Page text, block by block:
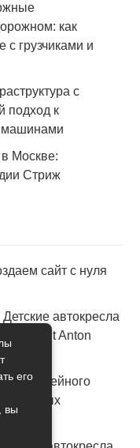
как
с грузчиками и
с
подход к
машинами
Москве:
Стриж
сайт с нуля
Детские автокресла
цвет St Anton
семейного
семейных
его
вы